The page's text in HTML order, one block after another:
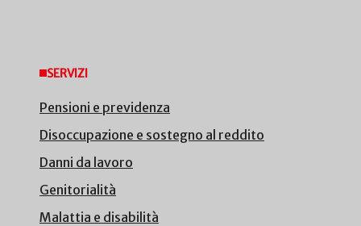
SERVIZI
Pensioni e previdenza
Disoccupazione e sostegno al reddito
Danni da lavoro
Genitorialità
Malattia e disabilità